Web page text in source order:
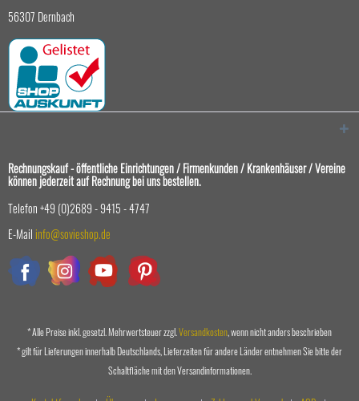
56307 Dernbach
Rechnungskauf - öffentliche Einrichtungen / Firmenkunden / Krankenhäuser / Vereine
können jederzeit auf Rechnung bei uns bestellen.
Telefon +49 (0)2689 - 9415 - 4747
E-Mail info@sovieshop.de
* Alle Preise inkl. gesetzl. Mehrwertsteuer zzgl.Versandkosten, wenn nicht anders beschrieben
* gilt für Lieferungen innerhalb Deutschlands, Lieferzeiten für andere Länder entnehmen Sie bitte der
Schaltfläche mit den Versandinformationen.